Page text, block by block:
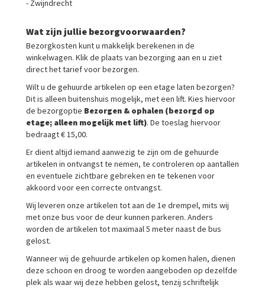
- Zwijndrecht
Wat zijn jullie bezorgvoorwaarden?
Bezorgkosten kunt u makkelijk berekenen in de
winkelwagen. Klik de plaats van bezorging aan en u ziet
direct het tarief voor bezorgen.
Wilt u de gehuurde artikelen op een etage laten bezorgen?
Dit is alleen buitenshuis mogelijk, met een lift. Kies hiervoor
de bezorgoptie Bezorgen & ophalen (bezorgd op
etage; alleen mogelijk met lift). De toeslag hiervoor
bedraagt € 15,00.
Er dient altijd iemand aanwezig te zijn om de gehuurde
artikelen in ontvangst te nemen, te controleren op aantallen
en eventuele zichtbare gebreken en te tekenen voor
akkoord voor een correcte ontvangst.
Wij leveren onze artikelen tot aan de 1e drempel, mits wij
met onze bus voor de deur kunnen parkeren. Anders
worden de artikelen tot maximaal 5 meter naast de bus
gelost.
Wanneer wij de gehuurde artikelen op komen halen, dienen
deze schoon en droog te worden aangeboden op dezelfde
plek als waar wij deze hebben gelost, tenzij schriftelijk